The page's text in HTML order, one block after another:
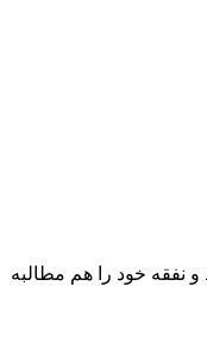
و نفقه خود را هم مطالبه